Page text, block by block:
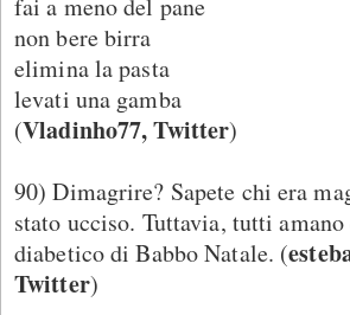
non bere birra
elimina la pasta
levati una gamba
(Vladinho77, Twitter)
90) Dimagrire? Sapete chi era
stato ucciso. Tuttavia, tutti
diabetico di Babbo Natale. (
Twitter)